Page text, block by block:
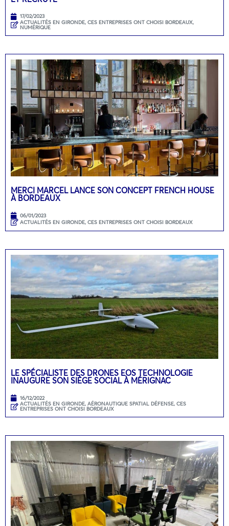
17/02/2023
ACTUALITÉS EN GIRONDE, CES ENTREPRISES ONT CHOISI BORDEAUX,
NUMÉRIQUE
MERCI MARCEL LANCE SON CONCEPT FRENCH HOUSE
À BORDEAUX
06/01/2023
ACTUALITÉS EN GIRONDE, CES ENTREPRISES ONT CHOISI BORDEAUX
LE SPÉCIALISTE DES DRONES EOS TECHNOLOGIE
INAUGURE SON SIÈGE SOCIAL À MÉRIGNAC
16/12/2022
ACTUALITÉS EN GIRONDE, AÉRONAUTIQUE SPATIAL DÉFENSE, CES
ENTREPRISES ONT CHOISI BORDEAUX